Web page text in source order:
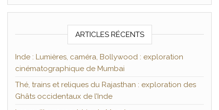
ARTICLES RÉCENTS
Inde : Lumières, caméra, Bollywood : exploration
cinématographique de Mumbai
Thé, trains et reliques du Rajasthan : exploration des
Ghâts occidentaux de l’Inde